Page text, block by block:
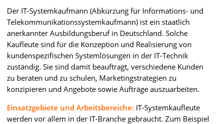
Der IT-Systemkaufmann (Abkürzung für Informations- und
Telekommunikationssystemkaufmann) ist ein staatlich
anerkannter Ausbildungsberuf in Deutschland. Solche
Kaufleute sind für die Konzeption und Realisierung von
kundenspezifischen Systemlösungen in der IT-Technik
zuständig. Sie sind damit beauftragt, verschiedene Kunden
zu beraten und zu schulen, Marketingstrategien zu
konzipieren und Angebote sowie Aufträge auszuarbeiten.
Einsatzgebiete und Arbeitsbereiche: IT-Systemkaufleute
werden vor allem in der IT-Branche gebraucht. Zum Beispiel